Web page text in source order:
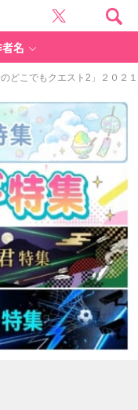
者名
どこでもクエスト2」２０２